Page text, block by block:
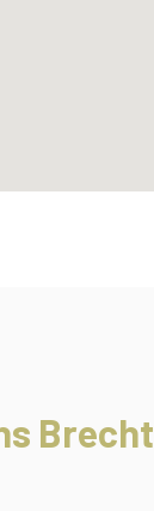
Brecht